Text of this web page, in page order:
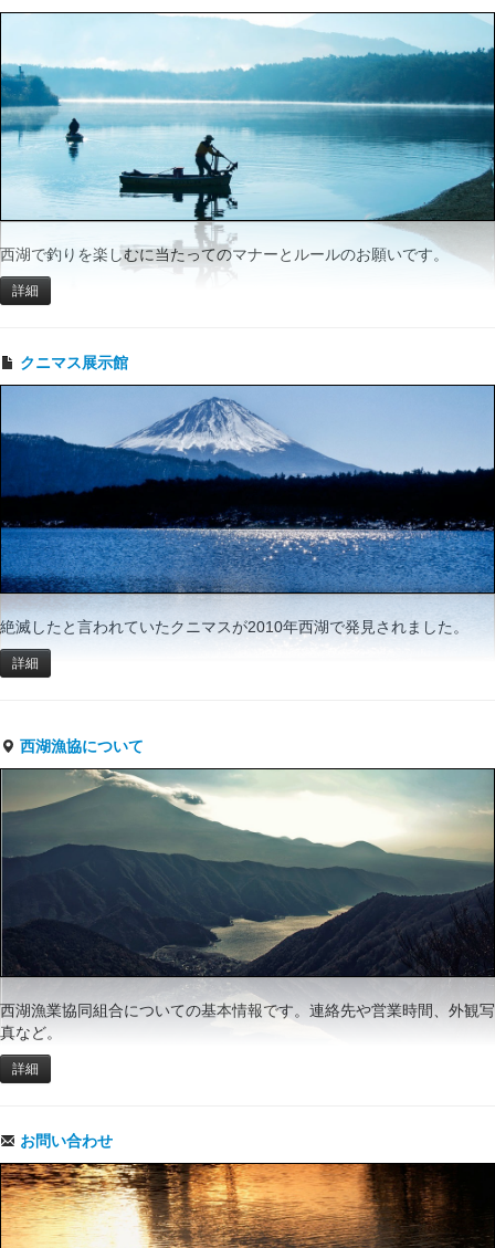
西湖で釣りを楽しむに当たってのマナーとルールのお願いです。
詳細
クニマス展示館
絶滅したと言われていたクニマスが2010年西湖で発見されました。
詳細
西湖漁協について
西湖漁業協同組合についての基本情報です。連絡先や営業時間、外観写
真など。
詳細
お問い合わせ